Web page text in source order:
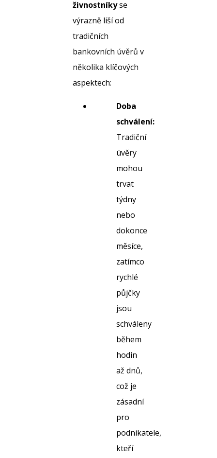
živnostníkyse
výrazně liší od
tradičních
bankovních úvěrů v
několika klíčových
aspektech:
Doba
schválení:
Tradiční
úvěry
mohou
trvat
týdny
nebo
dokonce
měsíce,
zatímco
rychlé
půjčky
jsou
schváleny
během
hodin
až dnů,
což je
zásadní
pro
podnikatele,
kteří